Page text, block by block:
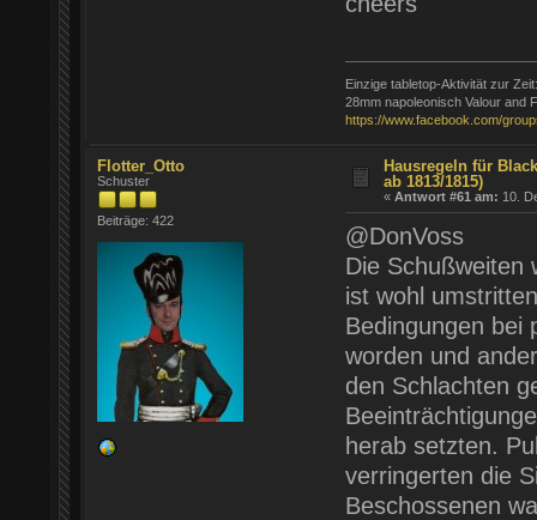
Einzige tabletop-Aktivität zur Zeit:
28mm napoleonisch Valour and
https://www.facebook.com/
Flotter_Otto
Schuster
Beiträge: 422
Hausregeln für
ab 1813/1815)
«Antwort #61 am: 10.
@DonVoss
Die Schußweiten
ist wohl
Bedingungen bei
worden und
den Schlachten
herab setzten.
verringerten die
Beschossenen